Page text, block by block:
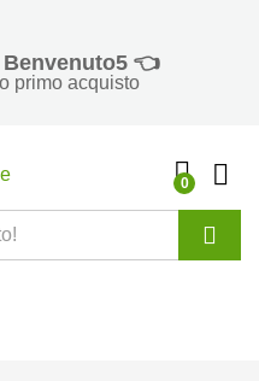
Benvenuto5 👈
primo acquisto
0